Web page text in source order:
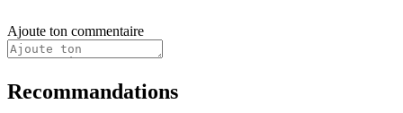
Ajoute ton commentaire
Recommandations